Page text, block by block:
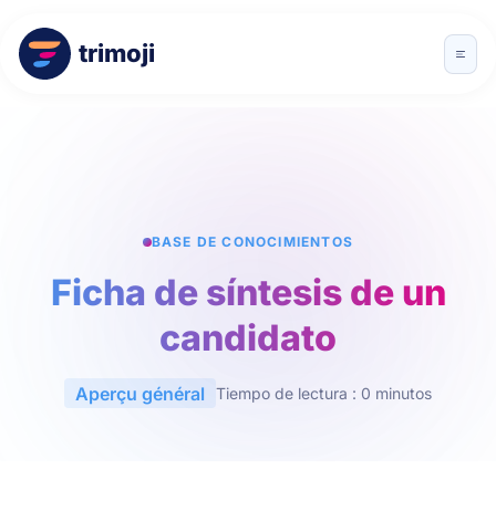
trimoji
BASE DE CONOCIMIENTOS
Ficha de síntesis de un
candidato
Aperçu général Tiempo de lectura : 0 minutos